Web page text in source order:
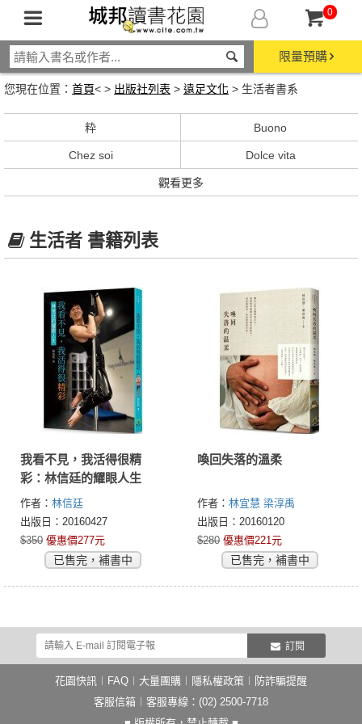
0
限量預購
您現在位置： 首頁< > 出版社列表 > 遠足文化 > 生活者書系
粋 Buono
Chez soi Dolce vita
觀看更多
生活者 書籍列表
我看不見，我活得很精
彩：林信廷的耀眼人生
作者： 林信廷
出版日：20160427
$350 優惠價277元
已售完，補書中
喚回失落的溫柔
作者： 林宜慧 梁淳禹
出版日：20160120
$280 優惠價221元
已售完，補書中
訂閱
花園快訊 FAQ 大量團購 隱私權政策
防詐騙提醒
客服信箱 ︱客服專線：(02) 2500-7718